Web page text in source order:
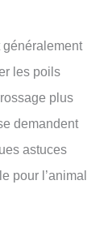
généralement
les poils
plus
demandent
astuces
pour l’animal